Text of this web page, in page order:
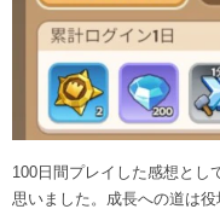
100日間プレイした感想とし
思いました。成長への道は